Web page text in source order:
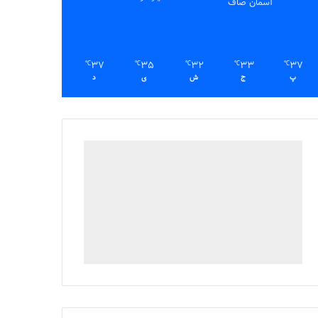
آسمان صاف
37
℃
پ
33
℃
ج
32
℃
ش
35
℃
ی
37
℃
د